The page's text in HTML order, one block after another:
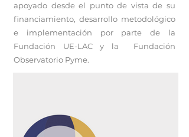
apoyado desde el punto de vista de su
financiamiento, desarrollo metodológico
e implementación por parte de la
Fundación UE-LAC y la Fundación
Observatorio Pyme.